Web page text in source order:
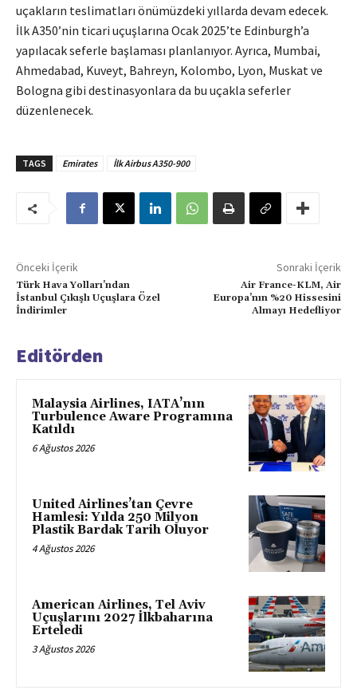
uçakların teslimatları önümüzdeki yıllarda devam edecek.
İlk A350’nin ticari uçuşlarına Ocak 2025’te Edinburgh’a
yapılacak seferle başlaması planlanıyor. Ayrıca, Mumbai,
Ahmedabad, Kuveyt, Bahreyn, Kolombo, Lyon, Muskat ve
Bologna gibi destinasyonlara da bu uçakla seferler
düzenlenecek.
TAGS Emirates İlk Airbus A350-900
Önceki İçerik
Türk Hava Yolları’ndan
İstanbul Çıkışlı Uçuşlara Özel
İndirimler
Sonraki İçerik
Air France-KLM, Air
Europa’nın %20 Hissesini
Almayı Hedefliyor
Editörden
Malaysia Airlines, IATA’nın
Turbulence Aware Programına
Katıldı
6 Ağustos 2026
United Airlines’tan Çevre
Hamlesi: Yılda 250 Milyon
Plastik Bardak Tarih Oluyor
4 Ağustos 2026
American Airlines, Tel Aviv
Uçuşlarını 2027 İlkbaharına
Erteledi
3 Ağustos 2026